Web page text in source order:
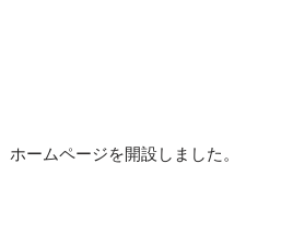
ームページを開設しました。